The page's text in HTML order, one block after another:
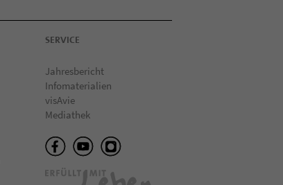
SERVICE
Jahresbericht
Infomaterialien
visAvie
Mediathek